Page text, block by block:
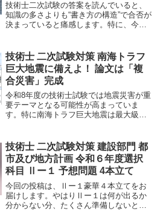
技術士二次試験の答案を読んでいると、
知識の多さよりも“書き方の構造”で合否が
決まっていると痛感します。特に、今回
化」のようなテーマでは、技術的深さと
同じくらい、論理の組み立て方そのもの
が評価の中心になります。
技術士 二次試験対策 南海トラフ
巨大地震に備えよ！ 論文は「複
合災害」完成
令和8年度の技術士試験では地震災害が重
要テーマとなる可能性が高まっていま
す。特に南海トラフ巨大地震は最大級の
整理が求められます。今回は、これを解
説していきます。
技術士 二次試験対策 建設部門 都
市及び地方計画 令和６年度選択
科目 Ⅱー１ 予想問題 4本立て
今回の投稿は、Ⅱー１豪華４本立てをお
届けします。やはりⅡー１は何が出るか
分からない分、たくさん準備しないとい